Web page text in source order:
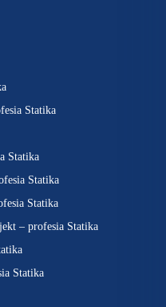
Statika
Statika
Statika
Statika
– profesia Statika
Statika